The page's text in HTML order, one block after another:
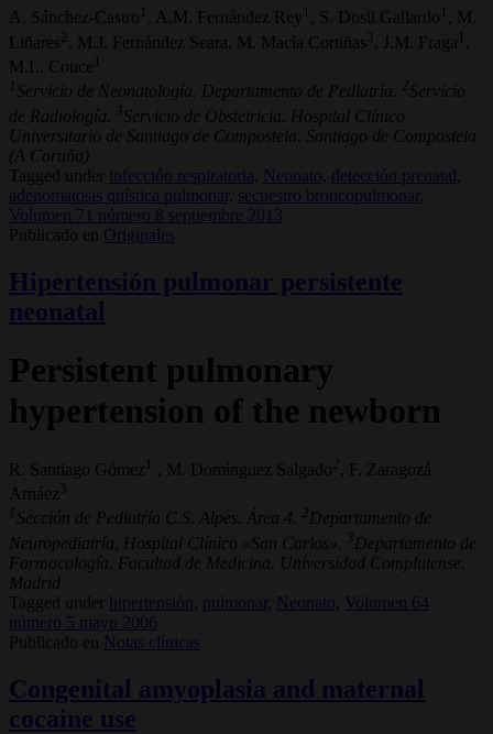
A. Sánchez-Castro 1 , A.M. Fernández Rey 1 , S. Dosil Gallardo 1 , M.
Liñares
, M.J. Fernández Seara, M. Macía Cortiñas 3 , J.M. Fraga 1
M.L. Couce 1
1 Servicio de Neonatología. Departamento de Pediatría. 2 Servicio
de Radiología.
3 Servicio de Obstetricia. Hospital Clínico
Universitario de Santiago de Compostela. Santiago de Compostela
(A Coruña)
Tagged under
infección respiratoria, Neonato, detección prenatal,
adenomatosis quística pulmonar,
secuestro broncopulmonar,
Volumen 71 número 8 septiembre 2013
Publicado en
Originales
Hipertensión pulmonar persistente
neonatal
Persistent pulmonary
hypertension of the newborn
R. Santiago Gómez 1 , M. Domínguez Salgado
, F. Zaragozá
Arnáez 3
1 Sección de Pediatría C.S. Alpes. Área 4. 2 Departamento de
Neuropediatría, Hospital Clínico «San Carlos».
3 Departamento de
Farmacología. Facultad de Medicina. Universidad Complutense.
Madrid
Tagged under
hipertensión, pulmonar, Neonato,
Volumen 64
número 5 mayo 2006
Publicado en
Notas clínicas
Congenital amyoplasia and maternal
cocaine use